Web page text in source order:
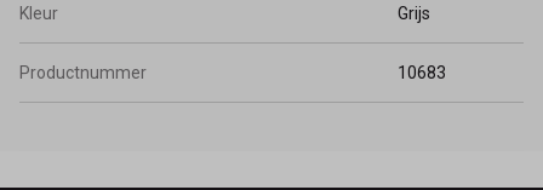
Kleur Grijs
Productnummer 10683